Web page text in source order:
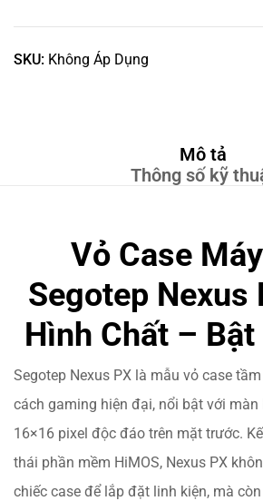
SKU: Không Áp Dụng
Mô tả
Thông số kỹ
Vỏ Case
Segotep Nexus
Hình Chất – Bật
Segotep Nexus PX là mẫu vỏ case
cách gaming hiện đại, nổi bật với màn
16×16 pixel độc đáo trên mặt trước.
thái phần mềm HiMOS, Nexus PX
chiếc case để lắp đặt linh kiện, mà